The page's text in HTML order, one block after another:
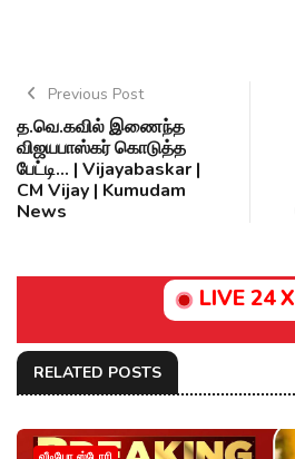
Previous Post
த.வெ.கவில் இணைந்த
விஜயபாஸ்கர் கொடுத்த
பேட்டி... | Vijayabaskar |
CM Vijay | Kumudam
News
LIVE 24
RELATED POSTS